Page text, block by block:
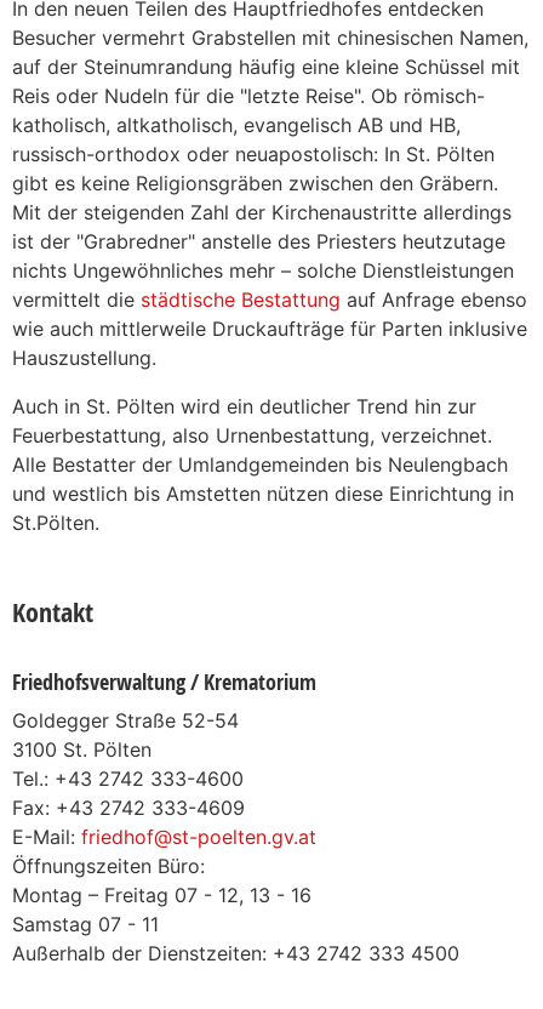
In den neuen Teilen des Hauptfriedhofes entdecken
Besucher vermehrt Grabstellen mit chinesischen Namen,
auf der Steinumrandung häufig eine kleine Schüssel mit
Reis oder Nudeln für die "letzte Reise". Ob römisch-
katholisch, altkatholisch, evangelisch AB und HB,
russisch-orthodox oder neuapostolisch: In St. Pölten
gibt es keine Religionsgräben zwischen den Gräbern.
Mit der steigenden Zahl der Kirchenaustritte allerdings
ist der "Grabredner" anstelle des Priesters heutzutage
nichts Ungewöhnliches mehr – solche Dienstleistungen
vermittelt die städtische Bestattung auf Anfrage ebenso
wie auch mittlerweile Druckaufträge für Parten inklusive
Hauszustellung.
Auch in St. Pölten wird ein deutlicher Trend hin zur
Feuerbestattung, also Urnenbestattung, verzeichnet.
Alle Bestatter der Umlandgemeinden bis Neulengbach
und westlich bis Amstetten nützen diese Einrichtung in
St.Pölten.
Kontakt
Friedhofsverwaltung / Krematorium
Goldegger Straße 52-54
3100 St. Pölten
Tel.: +43 2742 333-4600
Fax: +43 2742 333-4609
E-Mail: friedhof@st-poelten.gv.at
Öffnungszeiten Büro:
Montag – Freitag 07 - 12, 13 - 16
Samstag 07 - 11
Außerhalb der Dienstzeiten: +43 2742 333 4500